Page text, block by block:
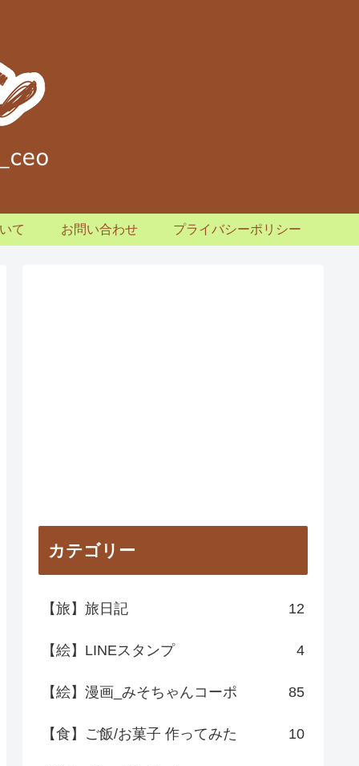
て お問い合わせ プライバシーポリシー
カテゴリー
【旅】旅日記 12
【絵】LINEスタンプ 4
【絵】漫画_みそちゃんコーポ 85
【食】ご飯/お菓子 作ってみた 10